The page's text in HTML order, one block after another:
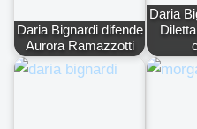
Daria Bignardi difende
Aurora Ramazzotti
Daria